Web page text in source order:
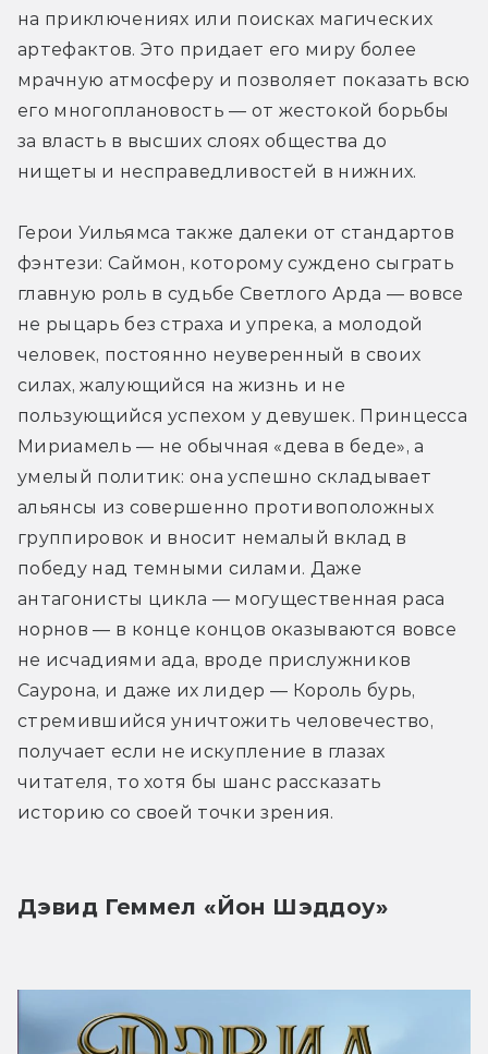
на приключениях или поисках магических
артефактов. Это придает его миру более
мрачную атмосферу и позволяет показать всю
его многоплановость — от жестокой борьбы
за власть в высших слоях общества до
нищеты и несправедливостей в нижних.
Герои Уильямса также далеки от стандартов
фэнтези: Саймон, которому суждено сыграть
главную роль в судьбе Светлого Арда — вовсе
не рыцарь без страха и упрека, а молодой
человек, постоянно неуверенный в своих
силах, жалующийся на жизнь и не
пользующийся успехом у девушек. Принцесса
Мириамель — не обычная «дева в беде», а
умелый политик: она успешно складывает
альянсы из совершенно противоположных
группировок и вносит немалый вклад в
победу над темными силами. Даже
антагонисты цикла — могущественная раса
норнов — в конце концов оказываются вовсе
не исчадиями ада, вроде прислужников
Саурона, и даже их лидер — Король бурь,
стремившийся уничтожить человечество,
получает если не искупление в глазах
читателя, то хотя бы шанс рассказать
историю со своей точки зрения.
Дэвид Геммел «Йон Шэддоу»